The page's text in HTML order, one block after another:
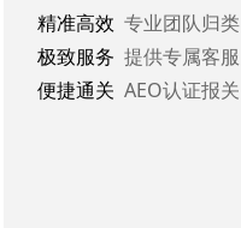
精准高效 专业团队归类
极致服务 提供专属客服
便捷通关 AEO认证报关